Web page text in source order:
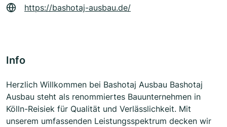
https://bashotaj-ausbau.de/
Info
Herzlich Willkommen bei Bashotaj Ausbau Bashotaj
Ausbau steht als renommiertes Bauunternehmen in
Kölln-Reisiek für Qualität und Verlässlichkeit. Mit
unserem umfassenden Leistungsspektrum decken wir